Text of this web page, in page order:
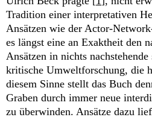
Tradition einer interpretativen
Ansätzen wie der Actor-
es längst eine an Exaktheit den
Ansätzen in nichts
kritische Umweltforschung, die
diesem Sinne stellt das Buch
Graben durch immer neue
zu überwinden. Ansätze dazu